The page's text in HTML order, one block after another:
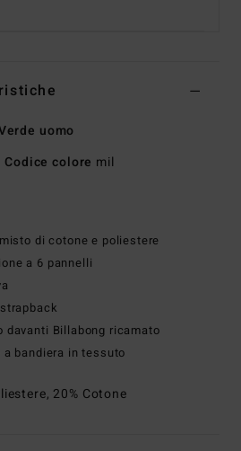
uomo
Codice colore mil
di cotone e poliestere
a 6 pannelli
davanti Billabong ricamato
bandiera in tessuto
20% Cotone